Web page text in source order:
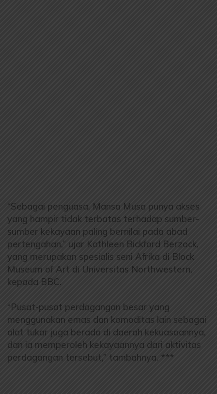
“Sebagai penguasa, Mansa Musa punya akses
yang hampir tidak terbatas terhadap sumber-
sumber kekayaan paling bernilai pada abad
pertengahan,” ujar Kathleen Bickford Berzock,
yang merupakan spesialis seni Afrika di Block
Museum of Art di Universitas Northwestern,
kepada BBC.
“Pusat-pusat perdagangan besar yang
menggunakan emas dan komoditas lain sebagai
alat tukar juga berada di daerah kekuasaannya,
dan ia memperoleh kekayaannya dari aktivitas
perdagangan tersebut,” tambahnya. ***